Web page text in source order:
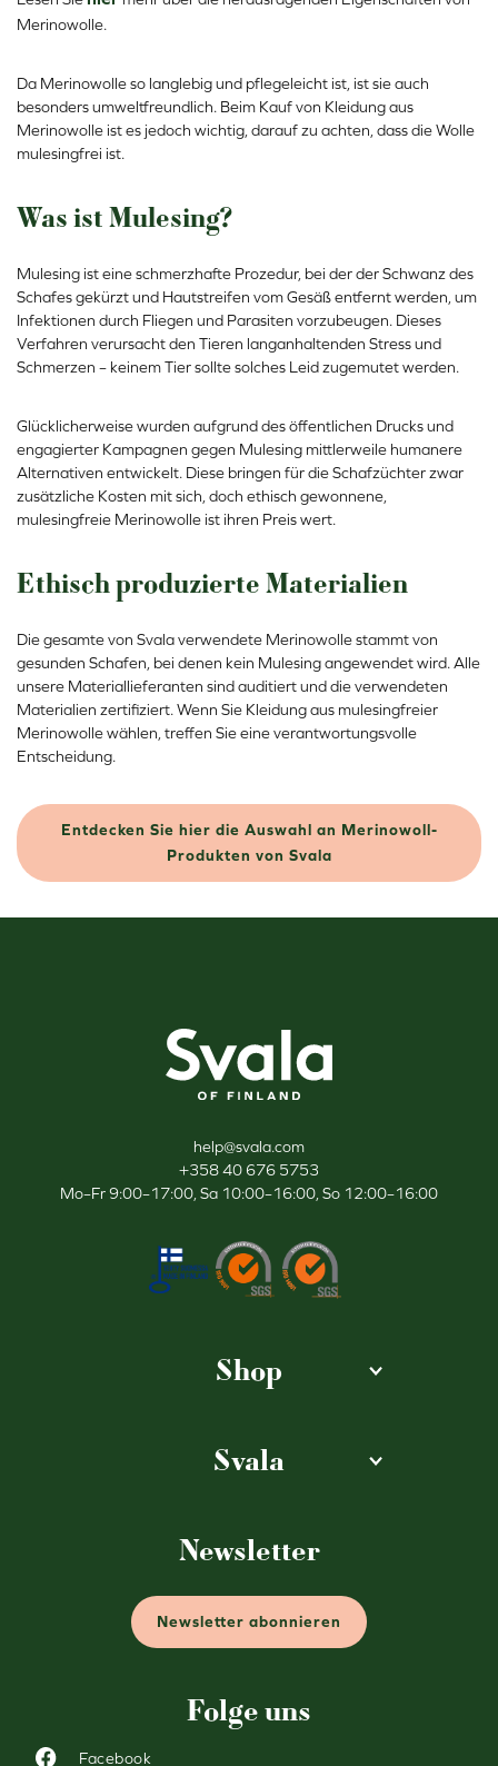
Merinowolle.
Da Merinowolle so langlebig und pflegeleicht ist, ist sie auch
besonders umweltfreundlich. Beim Kauf von Kleidung aus
Merinowolle ist es jedoch wichtig, darauf zu achten, dass die Wolle
mulesingfrei ist.
Was ist Mulesing?
Mulesing ist eine schmerzhafte Prozedur, bei der der Schwanz des
Schafes gekürzt und Hautstreifen vom Gesäß entfernt werden, um
Infektionen durch Fliegen und Parasiten vorzubeugen. Dieses
Verfahren verursacht den Tieren langanhaltenden Stress und
Schmerzen – keinem Tier sollte solches Leid zugemutet werden.
Glücklicherweise wurden aufgrund des öffentlichen Drucks und
engagierter Kampagnen gegen Mulesing mittlerweile humanere
Alternativen entwickelt. Diese bringen für die Schafzüchter zwar
zusätzliche Kosten mit sich, doch ethisch gewonnene,
mulesingfreie Merinowolle ist ihren Preis wert.
Ethisch produzierte Materialien
Die gesamte von Svala verwendete Merinowolle stammt von
gesunden Schafen, bei denen kein Mulesing angewendet wird. Alle
unsere Materiallieferanten sind auditiert und die verwendeten
Materialien zertifiziert. Wenn Sie Kleidung aus mulesingfreier
Merinowolle wählen, treffen Sie eine verantwortungsvolle
Entscheidung.
Entdecken Sie hier die Auswahl an Merinowoll-
Produkten von Svala
help@svala.com
+358 40 676 5753
Mo–Fr 9:00–17:00, Sa 10:00–16:00, So 12:00–16:00
Shop
Svala
Folge uns
Facebook
Newsletter
Newsletter abonnieren